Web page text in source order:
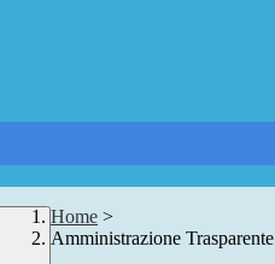
Home >
Amministrazione Trasparente